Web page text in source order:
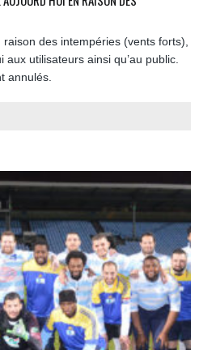
des intempéries (vents forts),
utilisateurs ainsi qu’au public.
annulés.